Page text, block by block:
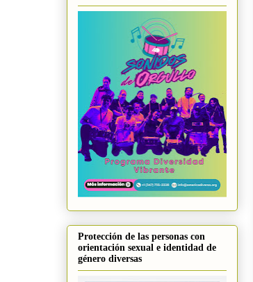
Protección de las personas con
orientación sexual e identidad de
género diversas